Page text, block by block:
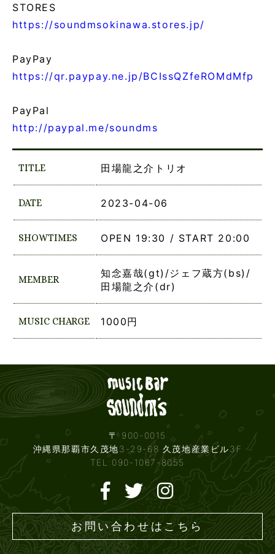
STORES
https://soundmsokinawa.stores.jp/
PayPay
https://qr.paypay.ne.jp/BCIssQZfeROMdMfp
PayPal
http://paypal.me/soundms
TITLE 田場龍之介トリオ
DATE 2023-04-06
SHOWTIMES OPEN 19:30 / START 20:00
MEMBER
知念嘉哉(gt)/ジェフ蔵方(bs)/
田場龍之介(dr)
MUSIC CHARGE 1000円
〒 900-0015
沖縄県那覇市久茂地3-29-68 久茂地産業ビル3F
TEL:090-1067-8055
お問い合わせはこちら